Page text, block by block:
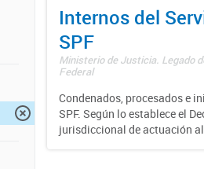
Internos del
SPF
Ministerio de Justicia. Legado
Federal
Condenados, procesados e
SPF. Según lo establece el
jurisdiccional de actuación